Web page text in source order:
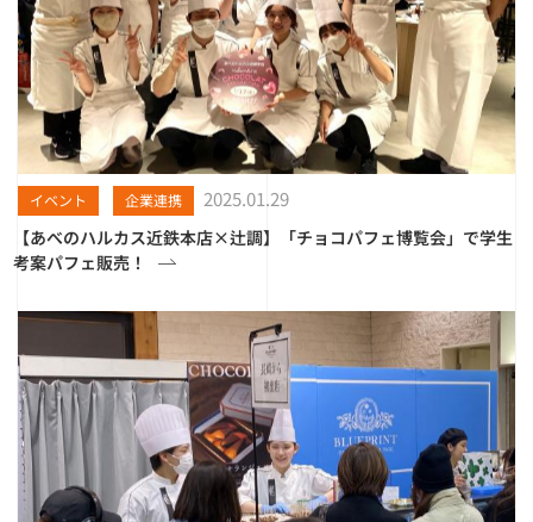
イベント 企業連携 2025.01.29
【あべのハルカス近鉄本店×辻調】「チョコパフェ博覧会」で学生
考案パフェ販売！